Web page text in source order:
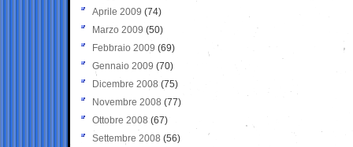
Aprile 2009 (74)
Marzo 2009 (50)
Febbraio 2009 (69)
Gennaio 2009 (70)
Dicembre 2008 (75)
Novembre 2008 (77)
Ottobre 2008 (67)
Settembre 2008 (56)